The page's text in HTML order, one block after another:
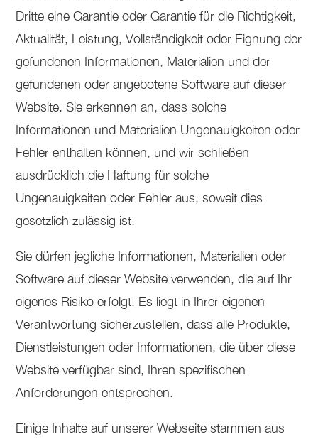
Dritte eine Garantie oder Garantie für die Richtigkeit,
Aktualität, Leistung, Vollständigkeit oder Eignung der
gefundenen Informationen, Materialien und der
gefundenen oder angebotene Software auf dieser
Website. Sie erkennen an, dass solche
Informationen und Materialien Ungenauigkeiten oder
Fehler enthalten können, und wir schließen
ausdrücklich die Haftung für solche
Ungenauigkeiten oder Fehler aus, soweit dies
gesetzlich zulässig ist.
Sie dürfen jegliche Informationen, Materialien oder
Software auf dieser Website verwenden, die auf Ihr
eigenes Risiko erfolgt. Es liegt in Ihrer eigenen
Verantwortung sicherzustellen, dass alle Produkte,
Dienstleistungen oder Informationen, die über diese
Website verfügbar sind, Ihren spezifischen
Anforderungen entsprechen.
Einige Inhalte auf unserer Webseite stammen aus